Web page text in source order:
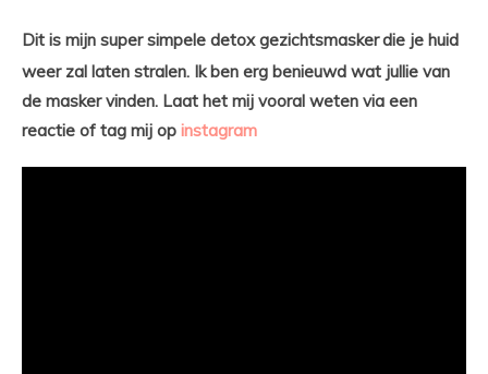
Dit is mijn super simpele detoxgezichtsmaskerdie je huid
weer zal laten stralen. Ik ben erg benieuwd wat jullie van
de masker vinden. Laat het mij vooral weten via een
reactie of tag mij op instagram